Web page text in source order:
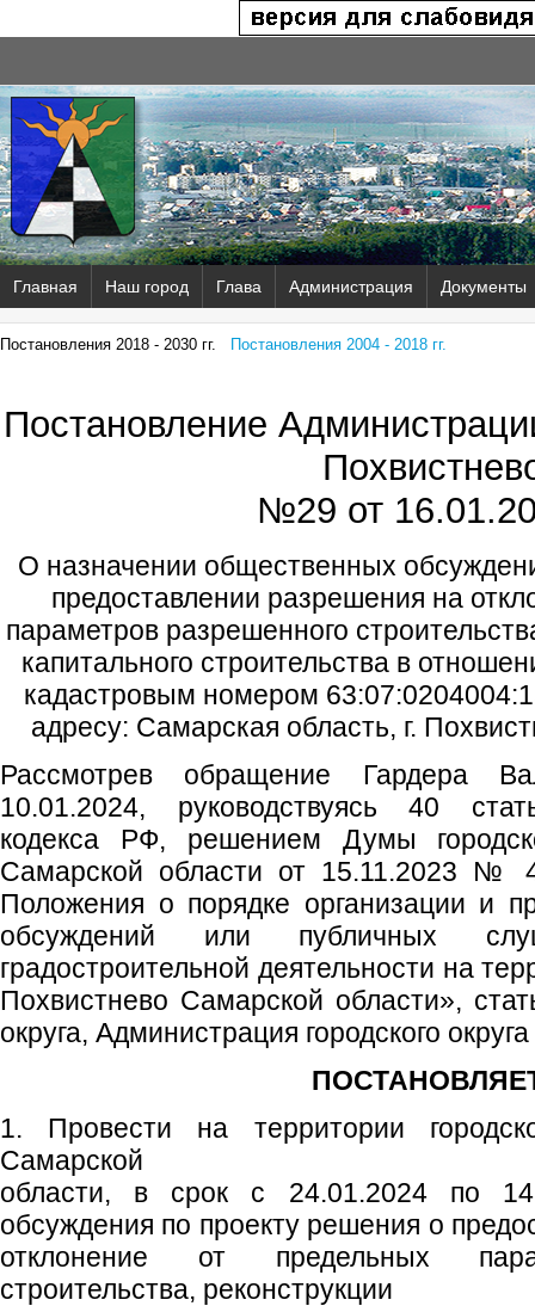
Главная Наш город Глава Администрация Документы
Постановления 2018 - 2030 гг. Постановления 2004 - 2018 гг.
Постановление
№29 от
О назначении общественных
предоставлении разрешения на
параметров разрешенного
капитального строительства в
кадастровым номером
адресу: Самарская область, г.
Рассмотрев обращение Гардера
10.01.2024, руководствуясь 40
кодекса РФ, решением Думы
Самарской области от 15.11.2023 №
Положения о порядке организации и
обсуждений или публичных
градостроительной деятельности на
Похвистнево Самарской области»,
округа, Администрация городского
1. Провести на территории
Самарской
области, в срок с 24.01.2024 по
обсуждения по проекту решения о
отклонение от предельных
строительства, реконструкции